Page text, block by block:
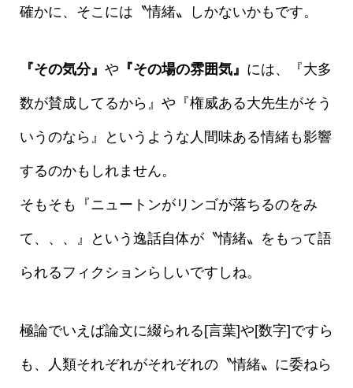
確かに、そこには〝情緒〟しかないかもです。
『その気分』 や 『その場の雰囲気』 には、『大多
数が賛成してるから』や『権威ある大先生がそう
いうのなら』というような人間味ある情緒も影響
するのかもしれません。
そもそも『ニュートンがリンゴが落ちるのをみ
て、、、』という逸話自体が〝情緒〟をもって語
られるフィクションらしいですしね。
極論でいえば論文に綴られる[言葉]や[数字]ですら
も、人類それぞれがそれぞれの〝情緒〟に委ねら